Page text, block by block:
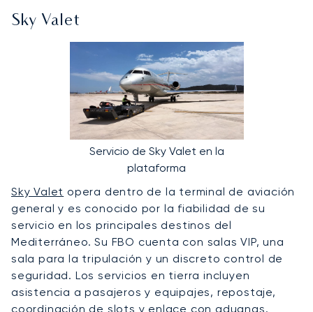
Sky Valet
Servicio de Sky Valet en la
plataforma
Sky Valet opera dentro de la terminal de aviación
general y es conocido por la fiabilidad de su
servicio en los principales destinos del
Mediterráneo. Su FBO cuenta con salas VIP, una
sala para la tripulación y un discreto control de
seguridad. Los servicios en tierra incluyen
asistencia a pasajeros y equipajes, repostaje,
coordinación de slots y enlace con aduanas.